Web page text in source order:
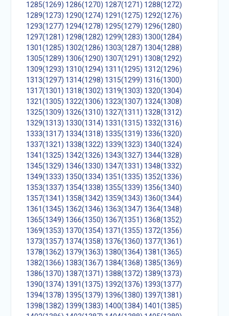
1285(1269) 1286(1270) 1287(1271) 1288(1272)
1289(1273) 1290(1274) 1291(1275) 1292(1276)
1293(1277) 1294(1278) 1295(1279) 1296(1280)
1297(1281) 1298(1282) 1299(1283) 1300(1284)
1301(1285) 1302(1286) 1303(1287) 1304(1288)
1305(1289) 1306(1290) 1307(1291) 1308(1292)
1309(1293) 1310(1294) 1311(1295) 1312(1296)
1313(1297) 1314(1298) 1315(1299) 1316(1300)
1317(1301) 1318(1302) 1319(1303) 1320(1304)
1321(1305) 1322(1306) 1323(1307) 1324(1308)
1325(1309) 1326(1310) 1327(1311) 1328(1312)
1329(1313) 1330(1314) 1331(1315) 1332(1316)
1333(1317) 1334(1318) 1335(1319) 1336(1320)
1337(1321) 1338(1322) 1339(1323) 1340(1324)
1341(1325) 1342(1326) 1343(1327) 1344(1328)
1345(1329) 1346(1330) 1347(1331) 1348(1332)
1349(1333) 1350(1334) 1351(1335) 1352(1336)
1353(1337) 1354(1338) 1355(1339) 1356(1340)
1357(1341) 1358(1342) 1359(1343) 1360(1344)
1361(1345) 1362(1346) 1363(1347) 1364(1348)
1365(1349) 1366(1350) 1367(1351) 1368(1352)
1369(1353) 1370(1354) 1371(1355) 1372(1356)
1373(1357) 1374(1358) 1376(1360) 1377(1361)
1378(1362) 1379(1363) 1380(1364) 1381(1365)
1382(1366) 1383(1367) 1384(1368) 1385(1369)
1386(1370) 1387(1371) 1388(1372) 1389(1373)
1390(1374) 1391(1375) 1392(1376) 1393(1377)
1394(1378) 1395(1379) 1396(1380) 1397(1381)
1398(1382) 1399(1383) 1400(1384) 1401(1385)